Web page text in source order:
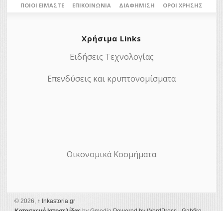
ΠΟΙΟΙ ΕΊΜΑΣΤΕ ΕΠΙΚΟΙΝΩΝΊΑ ΔΙΑΦΉΜΙΣΗ ΌΡΟΙ ΧΡΉΣΗΣ
Χρήσιμα Links
Ειδήσεις Τεχνολογίας
Επενδύσεις και κρυπτονομίσματα
Οικονομικά Κοσμήματα
© 2026, ↑ Ιnkastoria.gr